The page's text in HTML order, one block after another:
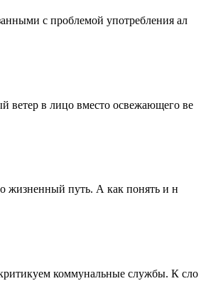
с проблемой употребления ал
ветер в лицо вместо освежающего ве
жизненный путь. А как понять и н
коммунальные службы. К сло